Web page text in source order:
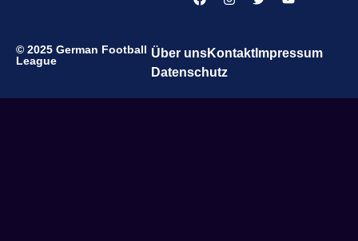
© 2025 German Football
League
Über unsKontaktImpressum
Datenschutz